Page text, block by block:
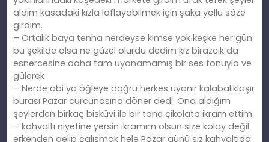
aldım kasadaki kızla laflayabilmek için şaka yollu söze
girdim.
– Ortalık baya tenha nerdeyse kimse yok keşke her gün
bu şekilde olsa ne güzel olurdu dedim kız birazcık da
esnercesine daha tam uyanamamış bir ses tonuyla ve
gülerek
– Nerde abi ya öğleye doğru herkes uyanır kalabalıklaşır
burası Pazar curcunasına döner dedi. Ona aldığım
şeylerden birkaç bisküvi ile bir tane çikolata ikram ettim
– kahvaltı niyetine yersin ikramım olsun size kolay değil
erkenden gelip çalışmak hele Pazar günü siz kahvaltıda